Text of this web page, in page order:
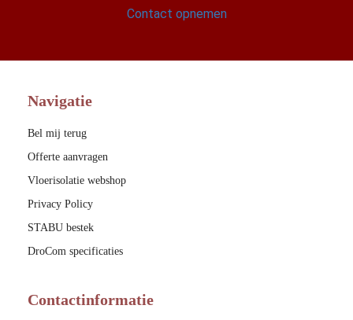
Contact opnemen
Navigatie
Bel mij terug
Offerte aanvragen
Vloerisolatie webshop
Privacy Policy
STABU bestek
DroCom specificaties
Contactinformatie